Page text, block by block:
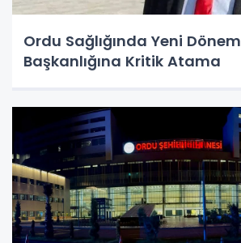
Ordu Sağlığında Yeni
Başkanlığına Kritik Atama